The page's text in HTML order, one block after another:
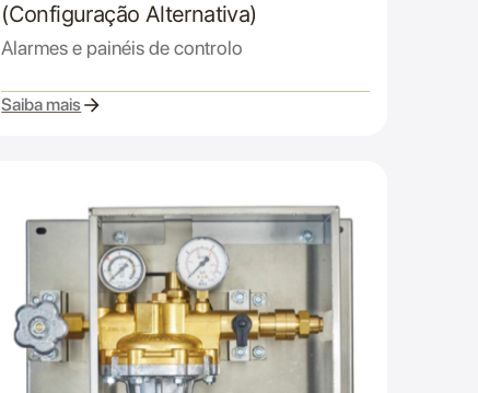
(Configuração Alternativa)
Alarmes e painéis de controlo
Saiba mais